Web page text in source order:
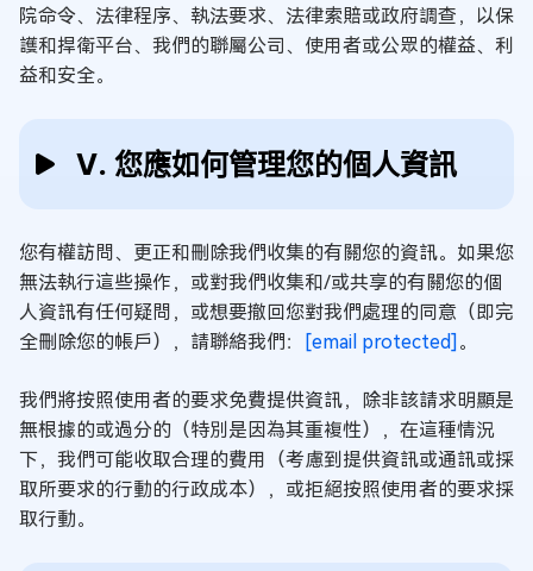
院命令、法律程序、執法要求、法律索賠或政府調查，以保
護和捍衛平台、我們的聯屬公司、使用者或公眾的權益、利
益和安全。
V. 您應如何管理您的個人資訊
您有權訪問、更正和刪除我們收集的有關您的資訊。如果您
無法執行這些操作，或對我們收集和/或共享的有關您的個
人資訊有任何疑問，或想要撤回您對我們處理的同意（即完
全刪除您的帳戶），請聯絡我們：
[email protected] 。
我們將按照使用者的要求免費提供資訊，除非該請求明顯是
無根據的或過分的（特別是因為其重複性），在這種情況
下，我們可能收取合理的費用（考慮到提供資訊或通訊或採
取所要求的行動的行政成本），或拒絕按照使用者的要求採
取行動。